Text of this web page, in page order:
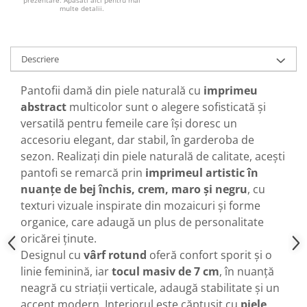
multe detalii.
Descriere
Pantofii damă din piele naturală cu imprimeu
abstract multicolor sunt o alegere sofisticată și
versatilă pentru femeile care își doresc un
accesoriu elegant, dar stabil, în garderoba de
sezon. Realizați din piele naturală de calitate, acești
pantofi se remarcă prin imprimeul artistic în
nuanțe de bej închis, crem, maro și negru, cu
texturi vizuale inspirate din mozaicuri și forme
organice, care adaugă un plus de personalitate
oricărei ținute.
Designul cu vârf rotund oferă confort sporit și o
linie feminină, iartocul masiv de 7 cm, în nuanță
neagră cu striații verticale, adaugă stabilitate și un